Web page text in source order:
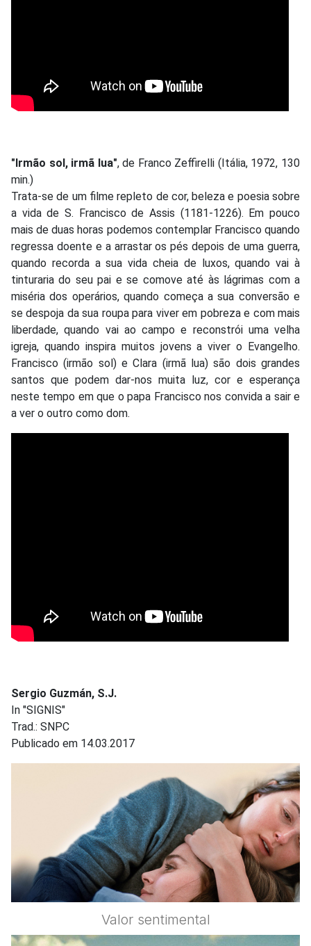
"Irmão sol, irmã lua", de Franco Zeffirelli (Itália, 1972, 130
min.)
Trata-se de um filme repleto de cor, beleza e poesia sobre
a vida de S. Francisco de Assis (1181-1226). Em pouco
mais de duas horas podemos contemplar Francisco quando
regressa doente e a arrastar os pés depois de uma guerra,
quando recorda a sua vida cheia de luxos, quando vai à
tinturaria do seu pai e se comove até às lágrimas com a
miséria dos operários, quando começa a sua conversão e
se despoja da sua roupa para viver em pobreza e com mais
liberdade, quando vai ao campo e reconstrói uma velha
igreja, quando inspira muitos jovens a viver o Evangelho.
Francisco (irmão sol) e Clara (irmã lua) são dois grandes
santos que podem dar-nos muita luz, cor e esperança
neste tempo em que o papa Francisco nos convida a sair e
a ver o outro como dom.
Sergio Guzmán, S.J.
In "SIGNIS"
Trad.: SNPC
Publicado em 14.03.2017
Valor sentimental